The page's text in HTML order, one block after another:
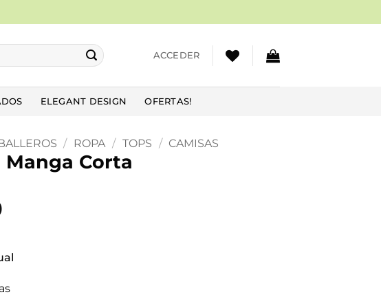
ACCEDER
ELEGANT DESIGN OFERTAS!
/ ROPA / TOPS / CAMISAS
Manga Corta